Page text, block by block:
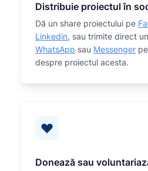
Distribuie proiectul în
Dă un share proiectului pe
Linkedin, sau trimite direct
WhatsApp sau Messenger
despre proiectul acesta.
Donează sau